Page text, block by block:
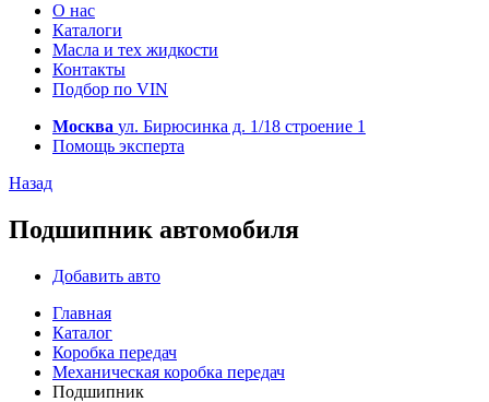
О нас
Каталоги
Масла и тех жидкости
Контакты
Подбор по VIN
Москва ул. Бирюсинка д. 1/18 строение 1
Помощь эксперта
Назад
Подшипник автомобиля
Добавить авто
Главная
Каталог
Коробка передач
Механическая коробка передач
Подшипник